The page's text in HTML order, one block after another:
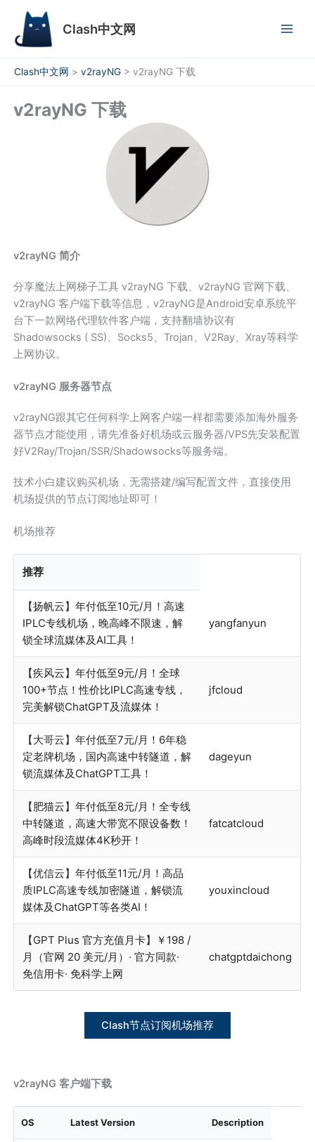
Clash中文网
Clash中文网 > v2rayNG > v2rayNG 下载
v2rayNG 下载
v2rayNG 简介
分享魔法上网梯子工具 v2rayNG 下载、v2rayNG 官网下载、
v2rayNG 客户端下载等信息，v2rayNG是Android安卓系统平
台下一款网络代理软件客户端，支持翻墙协议有
Shadowsocks ( SS)、Socks5、Trojan、V2Ray、Xray等科学
上网协议。
v2rayNG 服务器节点
v2rayNG跟其它任何科学上网客户端一样都需要添加海外服务
器节点才能使用，请先准备好机场或云服务器/VPS先安装配置
好V2Ray/Trojan/SSR/Shadowsocks等服务端。
技术小白建议购买机场，无需搭建/编写配置文件，直接使用
机场提供的节点订阅地址即可！
机场推荐
推荐
【扬帆云】年付低至10元/月！高速
IPLC专线机场，晚高峰不限速，解
锁全球流媒体及AI工具！
yangfanyun
【疾风云】年付低至9元/月！全球
100+节点！性价比IPLC高速专线，
完美解锁ChatGPT及流媒体！
jfcloud
【大哥云】年付低至7元/月！6年稳
定老牌机场，国内高速中转隧道，解
锁流媒体及ChatGPT工具！
dageyun
【肥猫云】年付低至8元/月！全专线
中转隧道，高速大带宽不限设备数！
高峰时段流媒体4K秒开！
fatcatcloud
【优信云】年付低至11元/月！高品
质IPLC高速专线加密隧道，解锁流
媒体及ChatGPT等各类AI！
youxincloud
【GPT Plus 官方充值月卡】￥198 /
月（官网 20 美元/月）· 官方同款·
免信用卡· 免科学上网
chatgptdaichong
Clash节点订阅机场推荐
v2rayNG 客户端下载
OS Latest Version Description